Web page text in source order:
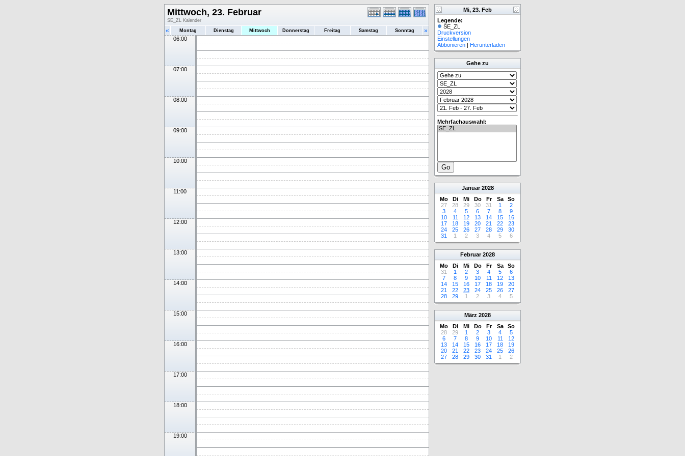
Mittwoch, 23. Februar
SE_ZL Kalender
« Montag Dienstag Mittwoch Donnerstag Freitag Samstag Sonntag »
06:00
07:00
08:00
09:00
10:00
11:00
12:00
13:00
14:00
15:00
16:00
17:00
18:00
19:00
Mi, 23. Feb
Legende:
SE_ZL
Druckversion
Einstellungen
Abbonieren | Herunterladen
Gehe zu
Mehrfachauswahl:
Januar 2028
Mo
Di Mi Do Fr Sa
So
27
28 29 30 31 1
2
3
4 5 6 7 8
9
10
11 12 13 14 15
16
17
18 19 20 21 22
23
24
25 26 27 28 29
30
31
1 2 3 4 5 6
Februar 2028
Mo
Di Mi Do Fr Sa
So
31
1 2 3 4 5
6
7
8 9 10 11 12
13
14
15 16 17 18 19
20
21
22 23 24 25 26
27
28
29 1 2 3 4 5
März 2028
Mo
Di Mi Do Fr Sa
So
28
29 1 2 3 4
5
6
7 8 9 10 11
12
13
14 15 16 17 18
19
20
21 22 23 24 25
26
27
28 29 30 31 1 2